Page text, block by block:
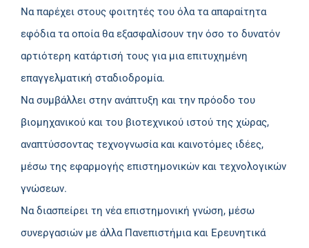
Να παρέχει στους φοιτητές του όλα τα απαραίτητα
εφόδια τα οποία θα εξασφαλίσουν την όσο το δυνατόν
αρτιότερη κατάρτισή τους για μια επιτυχημένη
επαγγελματική σταδιοδρομία.
Να συμβάλλει στην ανάπτυξη και την πρόοδο του
βιομηχανικού και του βιοτεχνικού ιστού της χώρας,
αναπτύσσοντας τεχνογνωσία και καινοτόμες ιδέες,
µέσω της εφαρμογής επιστημονικών και τεχνολογικών
γνώσεων.
Να διασπείρει τη νέα επιστημονική γνώση, μέσω
συνεργασιών με άλλα Πανεπιστήμια και Ερευνητικά